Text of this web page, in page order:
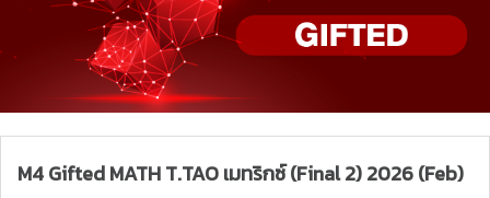
M4 Gifted MATH T.TAO เมทริกซ์ (Final 2) 2026 (Feb)